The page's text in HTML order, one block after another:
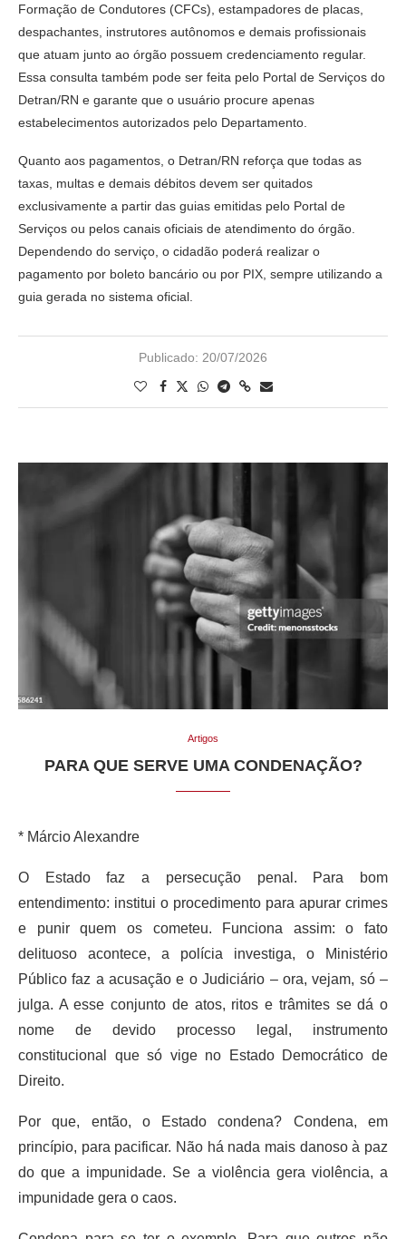
Formação de Condutores (CFCs), estampadores de placas,
despachantes, instrutores autônomos e demais profissionais
que atuam junto ao órgão possuem credenciamento regular.
Essa consulta também pode ser feita pelo Portal de Serviços do
Detran/RN e garante que o usuário procure apenas
estabelecimentos autorizados pelo Departamento.
Quanto aos pagamentos, o Detran/RN reforça que todas as
taxas, multas e demais débitos devem ser quitados
exclusivamente a partir das guias emitidas pelo Portal de
Serviços ou pelos canais oficiais de atendimento do órgão.
Dependendo do serviço, o cidadão poderá realizar o
pagamento por boleto bancário ou por PIX, sempre utilizando a
guia gerada no sistema oficial.
Publicado: 20/07/2026
Artigos
PARA QUE SERVE UMA CONDENAÇÃO?
* Márcio Alexandre
O Estado faz a persecução penal. Para bom
entendimento: institui o procedimento para apurar crimes
e punir quem os cometeu. Funciona assim: o fato
delituoso acontece, a polícia investiga, o Ministério
Público faz a acusação e o Judiciário – ora, vejam, só –
julga. A esse conjunto de atos, ritos e trâmites se dá o
nome de devido processo legal, instrumento
constitucional que só vige no Estado Democrático de
Direito.
Por que, então, o Estado condena? Condena, em
princípio, para pacificar. Não há nada mais danoso à paz
do que a impunidade. Se a violência gera violência, a
impunidade gera o caos.